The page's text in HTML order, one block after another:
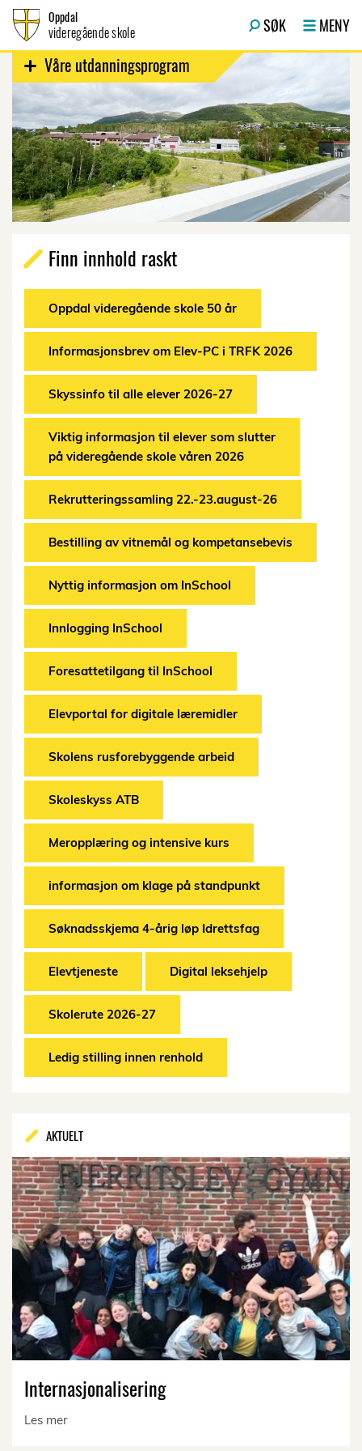
Oppdal
videregående skole SØK MENY
Våre utdanningsprogram
Finn innhold raskt
Oppdal videregående skole 50 år
Informasjonsbrev om Elev-PC i TRFK 2026
Skyssinfo til alle elever 2026-27
Viktig informasjon til elever som slutter
på videregående skole våren 2026
Rekrutteringssamling 22.-23.august-26
Bestilling av vitnemål og kompetansebevis
Nyttig informasjon om InSchool
Innlogging InSchool
Foresattetilgang til InSchool
Elevportal for digitale læremidler
Skolens rusforebyggende arbeid
Skoleskyss ATB
Meropplæring og intensive kurs
informasjon om klage på standpunkt
Søknadsskjema 4-årig løp Idrettsfag
Elevtjeneste Digital leksehjelp
Skolerute 2026-27
Ledig stilling innen renhold
AKTUELT
Internasjonalisering
Les mer